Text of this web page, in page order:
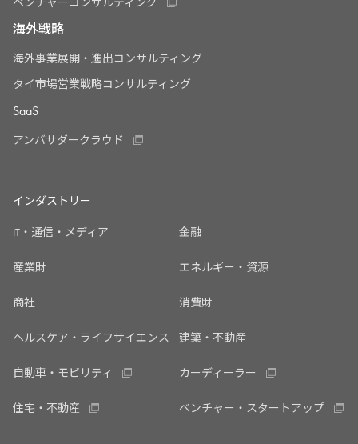
海外戦略
海外事業展開・進出コンサルティング
タイ市場営業戦略コンサルティング
SaaS
アンバサダークラウド
インダストリー
IT・通信・メディア 金融
産業財 エネルギー・資源
商社 消費財
ヘルスケア・ライフサイエンス 建築・不動産
自動車・モビリティ カーディーラー
住宅・不動産 ベンチャー・スタートアップ